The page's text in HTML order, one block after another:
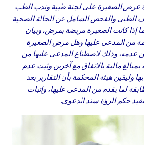
عرص الصغيرة على لجنة طبية وندب الطب
الطبى والفحص الشامل عن الحالة الصحية
إذا كانت الصغيرة مريضة بمرض، وبيان
من المدعى عليها وهل مرض الصغيرة
عدمه، وذلك لاصطناع المدعى عليها من
مالية بالاتفاق مع آخرين وثبت عدم
وليقين هيئة المحكمة بأن التقارير بعد
لما يقدم من المدعى عليها، وإثبات
حكم الرؤة سند الدعوى.